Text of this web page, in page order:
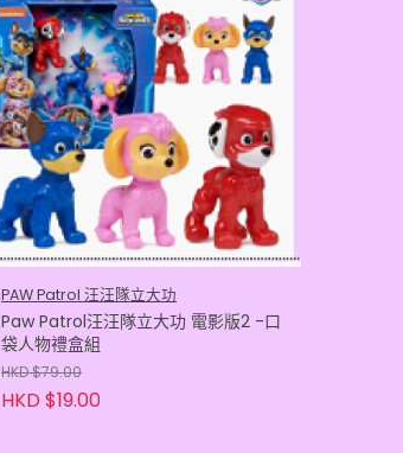
PAW Patrol 汪汪隊立大功
Paw Patrol汪汪隊立大功 電影版2 -口
袋人物禮盒組
HKD $79.00
HKD $19.00